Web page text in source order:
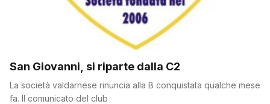
San Giovanni, si riparte dalla C2
La società valdarnese rinuncia alla B conquistata qualche mese
fa. Il comunicato del club